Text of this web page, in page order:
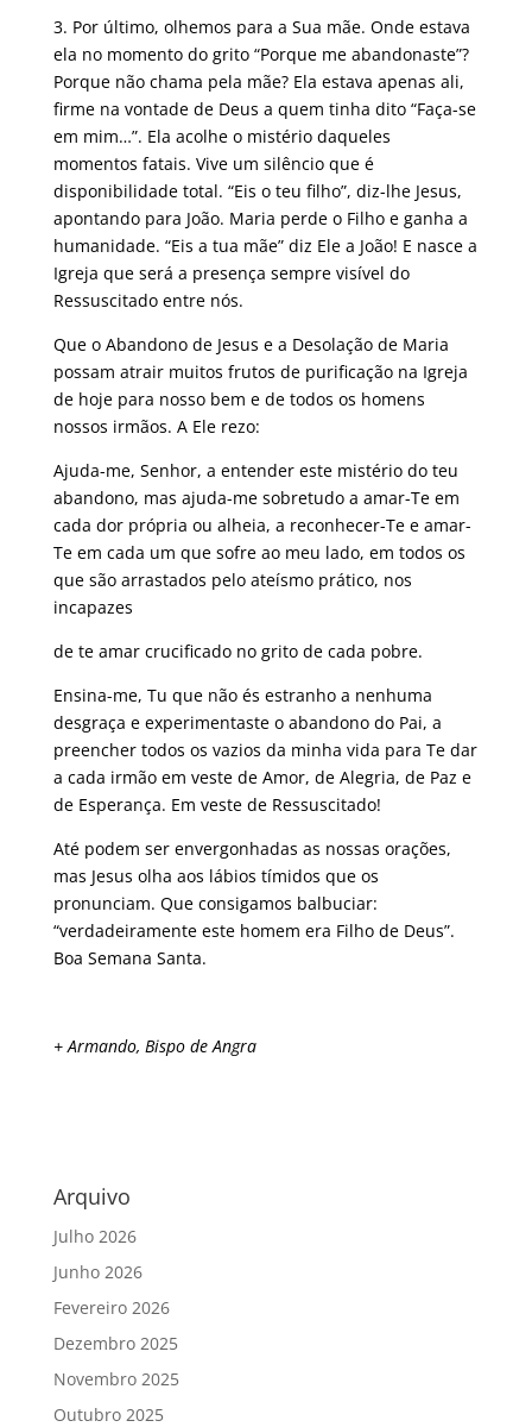
3. Por último, olhemos para a Sua mãe. Onde estava
ela no momento do grito “Porque me abandonaste”?
Porque não chama pela mãe? Ela estava apenas ali,
firme na vontade de Deus a quem tinha dito “Faça-se
em mim…”. Ela acolhe o mistério daqueles
momentos fatais. Vive um silêncio que é
disponibilidade total. “Eis o teu filho”, diz-lhe Jesus,
apontando para João. Maria perde o Filho e ganha a
humanidade. “Eis a tua mãe” diz Ele a João! E nasce a
Igreja que será a presença sempre visível do
Ressuscitado entre nós.
Que o Abandono de Jesus e a Desolação de Maria
possam atrair muitos frutos de purificação na Igreja
de hoje para nosso bem e de todos os homens
nossos irmãos. A Ele rezo:
Ajuda-me, Senhor, a entender este mistério do teu
abandono, mas ajuda-me sobretudo a amar-Te em
cada dor própria ou alheia, a reconhecer-Te e amar-
Te em cada um que sofre ao meu lado, em todos os
que são arrastados pelo ateísmo prático, nos
incapazes
de te amar crucificado no grito de cada pobre.
Ensina-me, Tu que não és estranho a nenhuma
desgraça e experimentaste o abandono do Pai, a
preencher todos os vazios da minha vida para Te dar
a cada irmão em veste de Amor, de Alegria, de Paz e
de Esperança. Em veste de Ressuscitado!
Até podem ser envergonhadas as nossas orações,
mas Jesus olha aos lábios tímidos que os
pronunciam. Que consigamos balbuciar:
“verdadeiramente este homem era Filho de Deus”.
Boa Semana Santa.
+ Armando, Bispo de Angra
Arquivo
Julho 2026
Junho 2026
Fevereiro 2026
Dezembro 2025
Novembro 2025
Outubro 2025